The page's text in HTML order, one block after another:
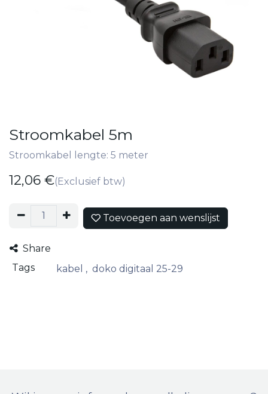
Stroomkabel 5m
Stroomkabel lengte: 5 meter
12,06 €(Exclusief btw)
Toevoegen aan wenslijst
Share
Tags
kabel , doko digitaal 25-29